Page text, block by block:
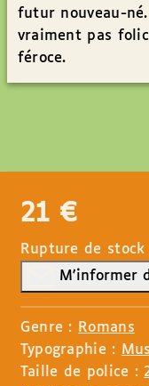
futur nouveau-
vraiment pas
féroce.
21 €
Rupture de stock
M'informer
Genre : Romans
Typographie :
Taille de police :